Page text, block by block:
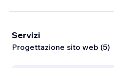
Servizi
Progettazione sito web (5)